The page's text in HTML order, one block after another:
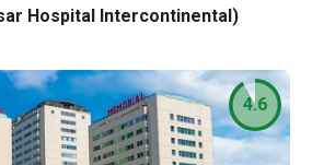
Hospital Intercontinental)
4.6